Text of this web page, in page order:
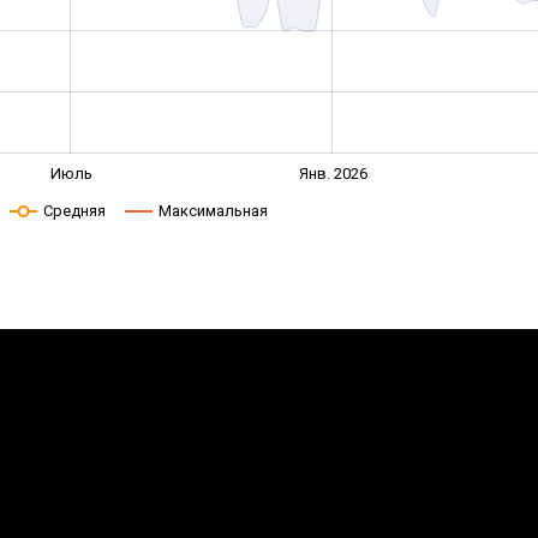
Июль Янв. 2026
Средняя Максимальная